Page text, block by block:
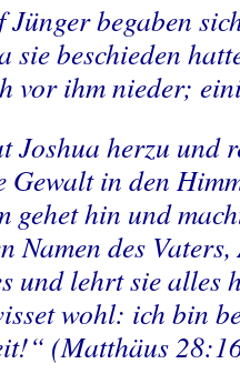
Jünger begaben
sie beschieden
vor ihm nieder;
Joshua herzu und
Gewalt in den
gehet hin und
Namen des
und lehrt sie alles
wohl: ich bin
(Matthäus